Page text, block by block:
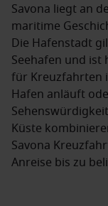
Savona liegt an
maritime
Die Hafenstadt
Seehafen und
für Kreuzfahrten
Hafen anläuft
Küste
Savona
Anreise bis zu